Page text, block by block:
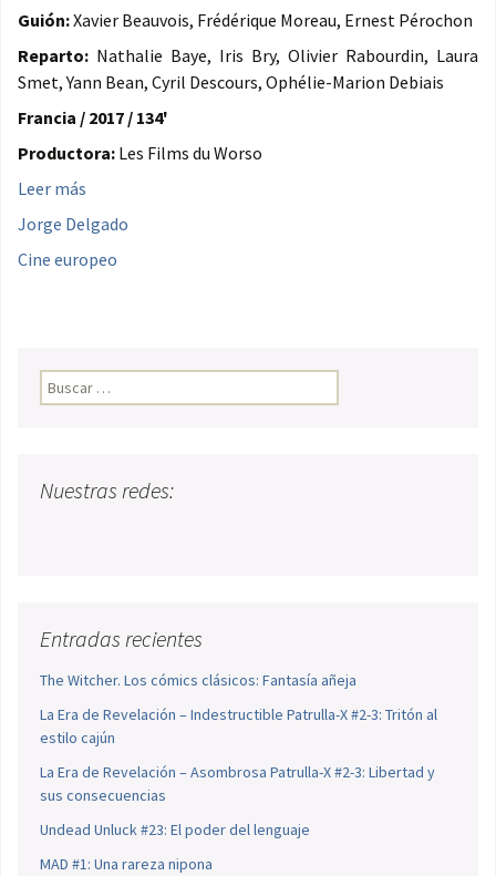
Guión:Xavier Beauvois, Frédérique Moreau, Ernest Pérochon
Reparto: Nathalie Baye, Iris Bry, Olivier Rabourdin, Laura
Smet, Yann Bean, Cyril Descours, Ophélie-Marion Debiais
Francia / 2017 / 134'
Productora: Les Films du Worso
Leer más
Jorge Delgado
Cine europeo
Buscar:
Nuestras redes:
Entradas recientes
The Witcher. Los cómics clásicos: Fantasía añeja
La Era de Revelación – Indestructible Patrulla-X #2-3: Tritón al
estilo cajún
La Era de Revelación – Asombrosa Patrulla-X #2-3: Libertad y
sus consecuencias
Undead Unluck #23: El poder del lenguaje
MAD #1: Una rareza nipona